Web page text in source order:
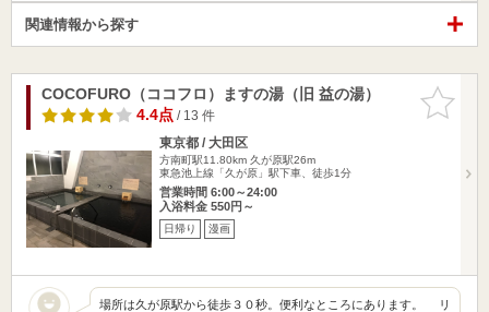
関連情報から探す
お気に入
りに追加
COCOFURO（ココフロ）ますの湯（旧 益の湯）
4.4点/ 13 件
東京都 / 大田区
方南町駅11.80km 久が原駅26m
東急池上線「久が原」駅下車、徒歩1分
営業時間 6:00～24:00
入浴料金 550円～
日帰り 漫画
場所は久が原駅から徒歩３０秒。便利なところにあります。 リ